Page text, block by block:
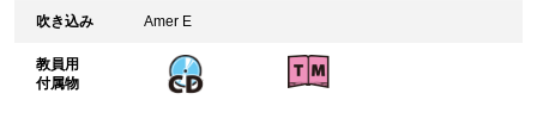
吹き込み Amer E
教員用
付属物